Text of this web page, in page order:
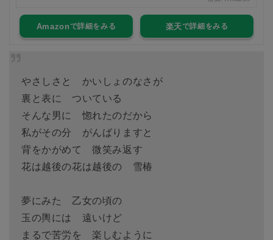
Amazon 楽天
やさしさと かいしょのなさが
裏と表に ついている
そんな男に 惚れたのだから
私がその分 がんばりますと
背をかがめて 微笑み返す
花は越後の花は越後の 雪椿
夢にみた 乙女の頃の
玉の輿には 遠いけど
まるで苦労を 楽しむように